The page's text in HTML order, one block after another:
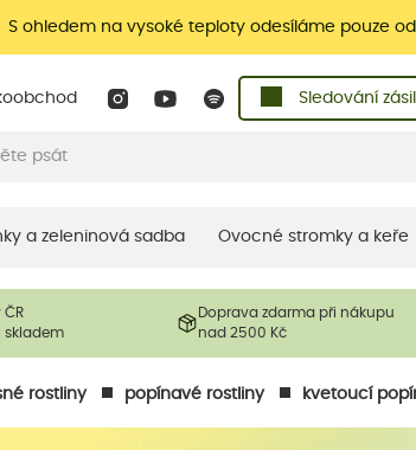
S ohledem na vysoké teploty odesíláme pouze
Sledování
a zeleninová sadba Ovocné stromky a keře
ČR
skladem
Doprava zdarma při nákupu
nad 2500 Kč
rostliny popínavé rostliny kvetoucí